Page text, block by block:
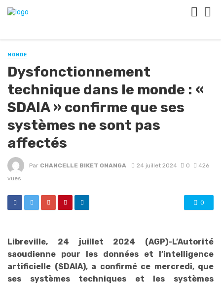
MONDE
Dysfonctionnement
technique dans le monde : «
SDAIA » confirme que ses
systèmes ne sont pas
affectés
Par CHANCELLE BIKET ONANGA 24 juillet 2024 0
426
vues
0
Libreville, 24 juillet 2024 (AGP)- L’Autorité
saoudienne pour les données et l’intelligence
artificielle (SDAIA), a confirmé ce mercredi, que
ses systèmes techniques et les systèmes